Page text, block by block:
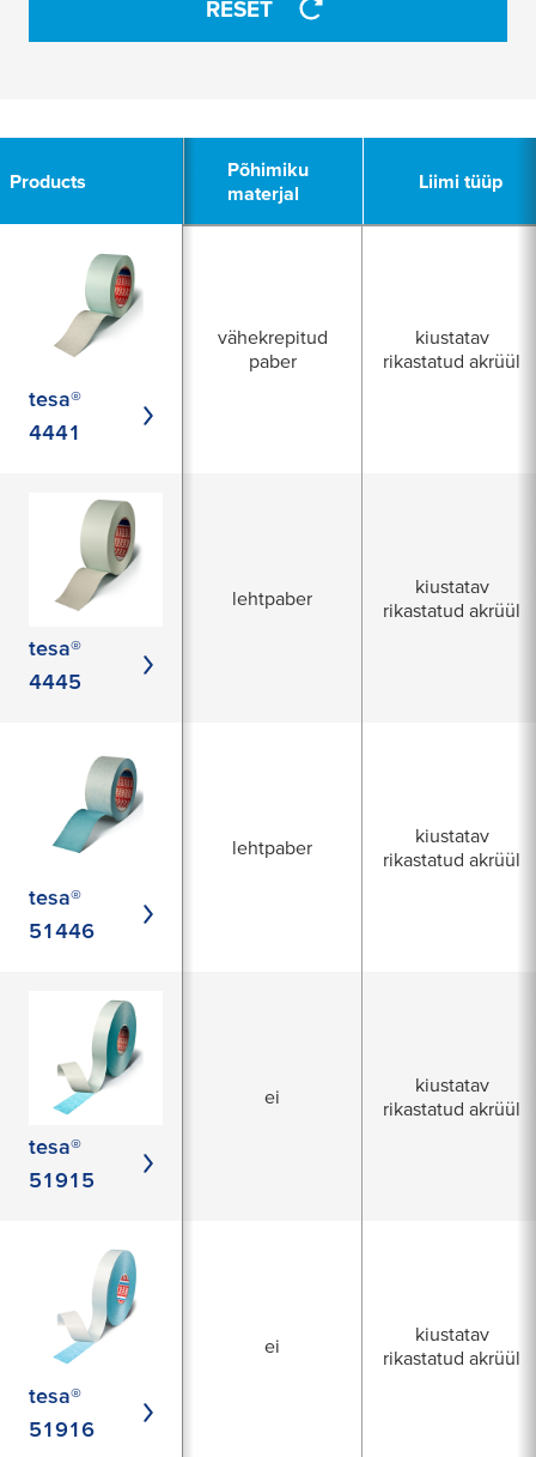
RESET
Products
Põhimiku
materjal
Liimi tüüp
Products
Põhimiku
materjal
Liimi tüüp
tesa®
4441
vähekrepitud
paber
kiustatav
rikastatud akrüül
tesa®
4445
lehtpaber
kiustatav
rikastatud akrüül
tesa®
51446
lehtpaber
kiustatav
rikastatud akrüül
tesa®
51915
ei
kiustatav
rikastatud akrüül
tesa®
51916
ei
kiustatav
rikastatud akrüül